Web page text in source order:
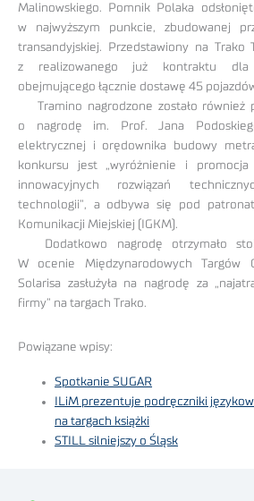
Malinowskiego. Pomnik Polaka
w najwyższym punkcie, zbudowanej
transandyjskiej. Przedstawiony na Trako
z realizowanego już kontraktu dla
obejmującego łącznie dostawę 45
Tramino nagrodzone zostało również
o nagrodę im. Prof. Jana
elektrycznej i orędownika budowy
konkursu jest „wyróżnienie i promocja
innowacyjnych rozwiązań
technologii”, a odbywa się pod
Komunikacji Miejskiej (IGKM).
Dodatkowo nagrodę otrzymało
W ocenie Międzynarodowych Targów
Solarisa zasłużyła na nagrodę za
firmy” na targach Trako.
Powiązane wpisy:
Spotkanie SUGAR
ILiM prezentuje podręczniki
na targach książki
STILL silniejszy o Śląsk